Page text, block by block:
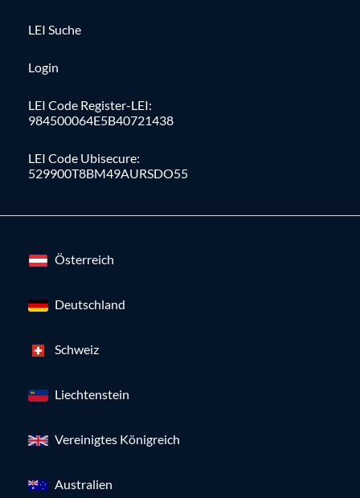
LEI Suche
Login
LEI Code Register-LEI:
984500064E5B40721438
LEI Code Ubisecure:
529900T8BM49AURSDO55
Österreich
Deutschland
Schweiz
Liechtenstein
Vereinigtes Königreich
Australien